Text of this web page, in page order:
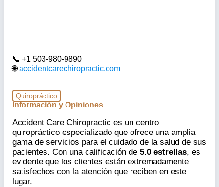
+1 503-980-9890
accidentcarechiropractic.com
Quiropráctico
Información y Opiniones
Accident Care Chiropractic es un centro
quiropráctico especializado que ofrece una amplia
gama de servicios para el cuidado de la salud de sus
pacientes. Con una calificación de 5.0 estrellas, es
evidente que los clientes están extremadamente
satisfechos con la atención que reciben en este
lugar.